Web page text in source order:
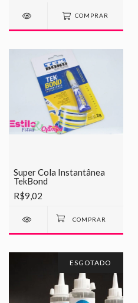
COMPRAR
Super Cola Instantânea
TekBond
R$9,02
ESGOTADO